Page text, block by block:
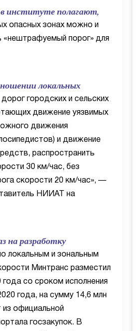
институте полагают,
опасных зонах можно и
«нештрафуемый порог» для
локальных
дорог городских и сельских
движение уязвимых
движения
и движение
распространить
30 км/час, без
скорости 20 км/час», —
НИИАТ на
на разработку
локальным и зональным
Минтранс разместил
года со сроком исполнения
года, на сумму 14,6 млн
из официальной
госзакупок. В